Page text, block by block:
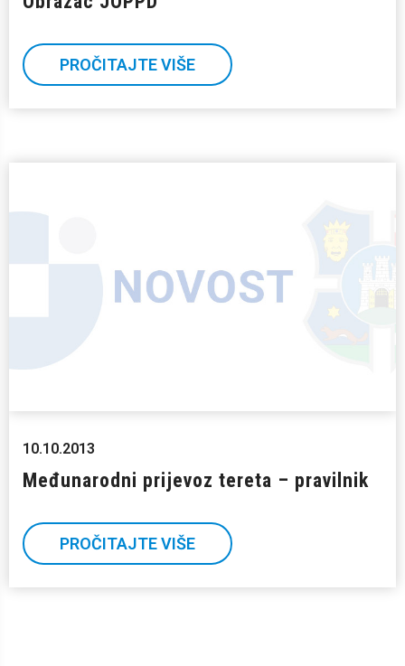
PROČITAJTE VIŠE
10.10.2013
Međunarodni prijevoz tereta – pravilnik
PROČITAJTE VIŠE